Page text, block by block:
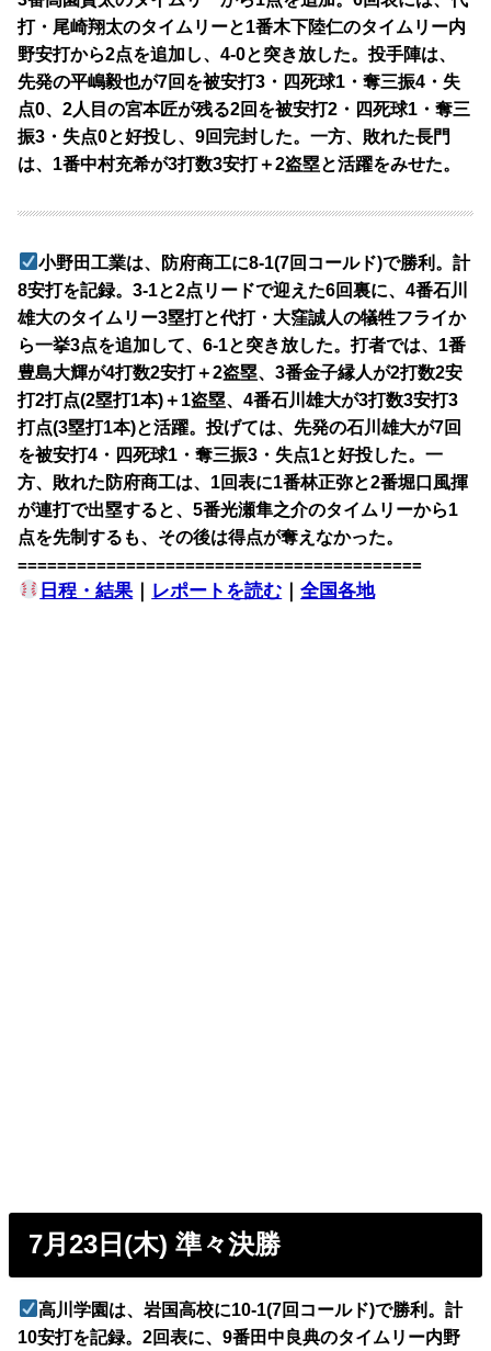
打・尾崎翔太のタイムリーと1番木下陸仁のタイムリー内
野安打から2点を追加し、4-0と突き放した。投手陣は、
先発の平嶋毅也が7回を被安打3・四死球1・奪三振4・失
点0、2人目の宮本匠が残る2回を被安打2・四死球1・奪三
振3・失点0と好投し、9回完封した。一方、敗れた長門
は、1番中村充希が3打数3安打＋2盗塁と活躍をみせた。
小野田工業は、防府商工に8-1(7回コールド)で勝利。計
8安打を記録。3-1と2点リードで迎えた6回裏に、4番石川
雄大のタイムリー3塁打と代打・大窪誠人の犠牲フライか
ら一挙3点を追加して、6-1と突き放した。打者では、1番
豊島大輝が4打数2安打＋2盗塁、3番金子縁人が2打数2安
打2打点(2塁打1本)＋1盗塁、4番石川雄大が3打数3安打3
打点(3塁打1本)と活躍。投げては、先発の石川雄大が7回
を被安打4・四死球1・奪三振3・失点1と好投した。一
方、敗れた防府商工は、1回表に1番林正弥と2番堀口風揮
が連打で出塁すると、5番光瀬隼之介のタイムリーから1
点を先制するも、その後は得点が奪えなかった。
=========================================
日程・結果 ｜ レポートを読む ｜全国各地
7月23日(木) 準々決勝
高川学園は、岩国高校に10-1(7回コールド)で勝利。計
10安打を記録。2回表に、9番田中良典のタイムリー内野